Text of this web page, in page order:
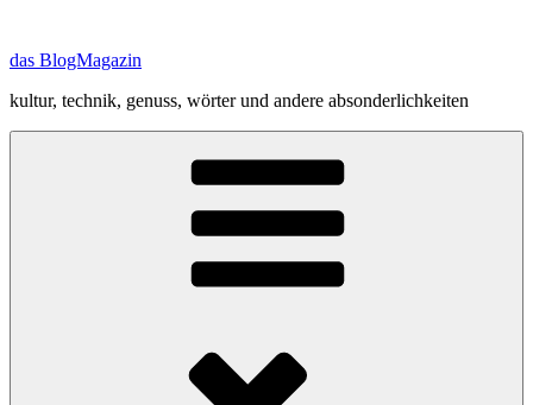
springen
das BlogMagazin
kultur, technik, genuss, wörter und andere absonderlichkeiten